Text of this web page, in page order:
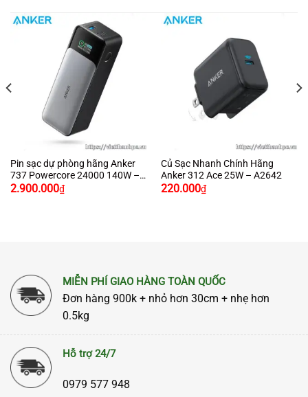
Pin sạc dự phòng hãng Anker
737 Powercore 24000 140W –
A1289
Giá
2.900.000₫Giá
hiện
Củ Sạc Nhanh Chính Hãng
Anker 312 Ace 25W – A2642
Giá
220.000₫Giá
hiện
MIỄN PHÍ GIAO HÀNG TOÀN QUỐC
Đơn hàng 900k + nhỏ hơn 30cm + nhẹ hơn
0.5kg
Hỗ trợ 24/7
0979 577 948